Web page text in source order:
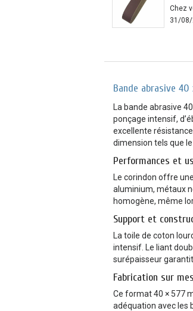
Chez
31/
Bande abrasive
La bande abrasive
ponçage intensif,
excellente
dimension tels que le
Performances et
Le corindon offre
aluminium, métaux
homogène, même
Support et
La toile de coton
intensif. Le liant
surépaisseur
Fabrication sur
Ce format 40 × 577
adéquation avec les